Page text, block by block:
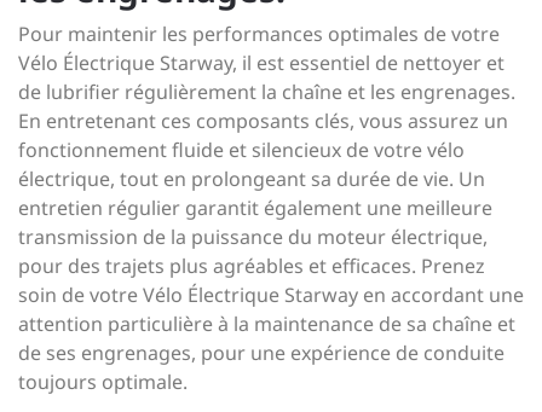
Pour maintenir les performances optimales de votre
Vélo Électrique Starway, il est essentiel de nettoyer et
de lubrifier régulièrement la chaîne et les engrenages.
En entretenant ces composants clés, vous assurez un
fonctionnement fluide et silencieux de votre vélo
électrique, tout en prolongeant sa durée de vie. Un
entretien régulier garantit également une meilleure
transmission de la puissance du moteur électrique,
pour des trajets plus agréables et efficaces. Prenez
soin de votre Vélo Électrique Starway en accordant une
attention particulière à la maintenance de sa chaîne et
de ses engrenages, pour une expérience de conduite
toujours optimale.